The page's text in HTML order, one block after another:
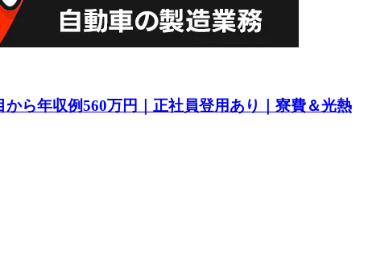
ら年収例560万円｜正社員登用あり｜寮費＆光熱